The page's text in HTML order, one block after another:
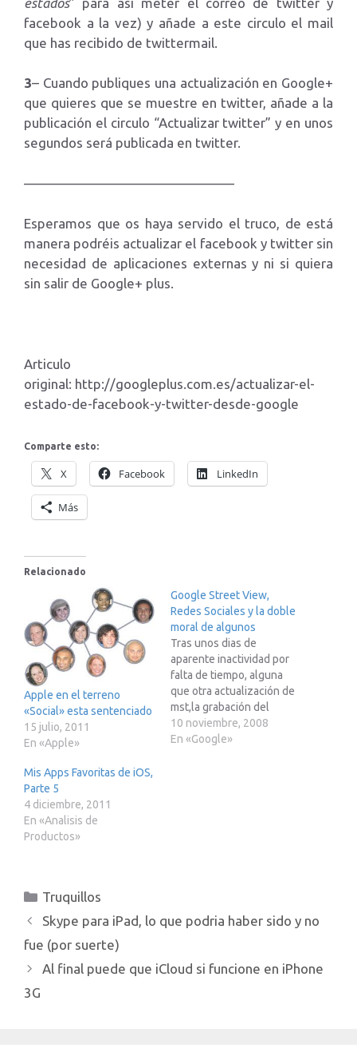
facebook a la vez) y añade a este circulo el mail
que has recibido de twittermail.
3– Cuando publiques una actualización en Google+
que quieres que se muestre en twitter, añade a la
publicación el circulo “Actualizar twitter” y en unos
segundos será publicada en twitter.
———————————————–
Esperamos que os haya servido el truco, de está
manera podréis actualizar el facebook y twitter sin
necesidad de aplicaciones externas y ni si quiera
sin salir de Google+ plus.
Articulo
original: http://googleplus.com.es/actualizar-el-
estado-de-facebook-y-twitter-desde-google
Comparte esto:
X Facebook LinkedIn
Más
Relacionado
Apple en el terreno
«Social» esta sentenciado
15 julio, 2011
En «Apple»
Google Street View,
Redes Sociales y la doble
moral de algunos
Tras unos dias de
aparente inactividad por
falta de tiempo, alguna
que otra actualización de
mst,la grabación del
segundo capítulo del
curso de XP (que espero
10 noviembre, 2008
En «Google»
Mis Apps Favoritas de iOS,
Parte 5
4 diciembre, 2011
En «Analisis de
Productos»
Categorías
Truquillos
Skype para iPad, lo que podria haber sido y no
fue (por suerte)
Al final puede que iCloud si funcione en iPhone
3G